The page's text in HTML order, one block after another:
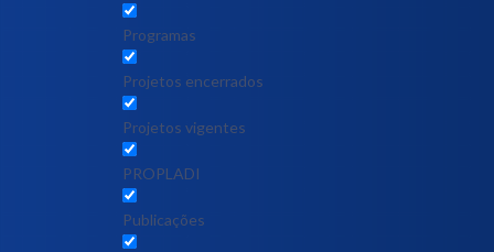
Programas
Projetos encerrados
Projetos vigentes
PROPLADI
Publicações